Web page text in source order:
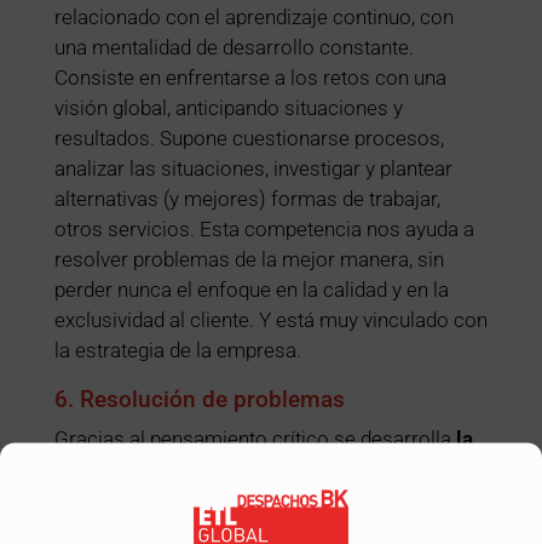
relacionado con el aprendizaje continuo, con
una mentalidad de desarrollo constante.
Consiste en enfrentarse a los retos con una
visión global, anticipando situaciones y
resultados. Supone cuestionarse procesos,
analizar las situaciones, investigar y plantear
alternativas (y mejores) formas de trabajar,
otros servicios. Esta competencia nos ayuda a
resolver problemas de la mejor manera, sin
perder nunca el enfoque en la calidad y en la
exclusividad al cliente. Y está muy vinculado con
la estrategia de la empresa.
6. Resolución de problemas
Gracias al pensamiento crítico se desarrollala
responde a la puesta en marcha de diferentes
formas de actuar y proceder frente a